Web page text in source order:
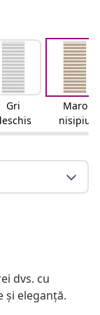
Gri
Maro
nisipiu
dvs. cu
și eleganță.